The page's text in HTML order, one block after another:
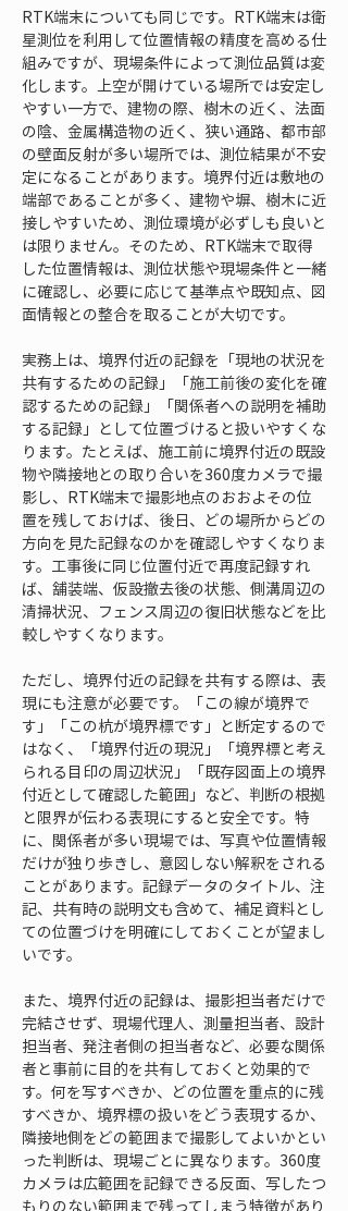
RTK端末についても同じです。RTK端末は衛
星測位を利用して位置情報の精度を高める仕
組みですが、現場条件によって測位品質は変
化します。上空が開けている場所では安定し
やすい一方で、建物の際、樹木の近く、法面
の陰、金属構造物の近く、狭い通路、都市部
の壁面反射が多い場所では、測位結果が不安
定になることがあります。境界付近は敷地の
端部であることが多く、建物や塀、樹木に近
接しやすいため、測位環境が必ずしも良いと
は限りません。そのため、RTK端末で取得
した位置情報は、測位状態や現場条件と一緒
に確認し、必要に応じて基準点や既知点、図
面情報との整合を取ることが大切です。
実務上は、境界付近の記録を「現地の状況を
共有するための記録」「施工前後の変化を確
認するための記録」「関係者への説明を補助
する記録」として位置づけると扱いやすくな
ります。たとえば、施工前に境界付近の既設
物や隣接地との取り合いを360度カメラで撮
影し、RTK端末で撮影地点のおおよその位
置を残しておけば、後日、どの場所からどの
方向を見た記録なのかを確認しやすくなりま
す。工事後に同じ位置付近で再度記録すれ
ば、舗装端、仮設撤去後の状態、側溝周辺の
清掃状況、フェンス周辺の復旧状態などを比
較しやすくなります。
ただし、境界付近の記録を共有する際は、表
現にも注意が必要です。「この線が境界で
す」「この杭が境界標です」と断定するので
はなく、「境界付近の現況」「境界標と考え
られる目印の周辺状況」「既存図面上の境界
付近として確認した範囲」など、判断の根拠
と限界が伝わる表現にすると安全です。特
に、関係者が多い現場では、写真や位置情報
だけが独り歩きし、意図しない解釈をされる
ことがあります。記録データのタイトル、注
記、共有時の説明文も含めて、補足資料とし
ての位置づけを明確にしておくことが望まし
いです。
また、境界付近の記録は、撮影担当者だけで
完結させず、現場代理人、測量担当者、設計
担当者、発注者側の担当者など、必要な関係
者と事前に目的を共有しておくと効果的で
す。何を写すべきか、どの位置を重点的に残
すべきか、境界標の扱いをどう表現するか、
隣接地側をどの範囲まで撮影してよいかとい
った判断は、現場ごとに異なります。360度
カメラは広範囲を記録できる反面、写したつ
もりのない範囲まで残ってしまう特徴があり